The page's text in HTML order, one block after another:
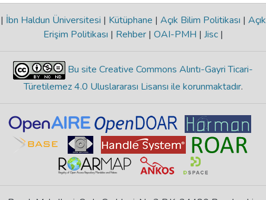
| İbn Haldun Üniversitesi | Kütüphane | Açık Bilim Politikası | Açık
Erişim Politikası | Rehber | OAI-PMH | Jisc |
Bu site Creative Commons Alıntı-Gayri Ticari-
Türetilemez 4.0 Uluslararası Lisansı ile korunmaktadır.